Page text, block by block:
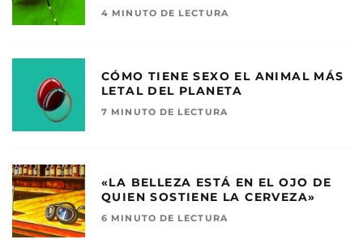
4 MINUTO DE LECTURA
CÓMO TIENE SEXO EL ANIMAL MÁS
LETAL DEL PLANETA
7 MINUTO DE LECTURA
«LA BELLEZA ESTÁ EN EL OJO DE
QUIEN SOSTIENE LA CERVEZA»
6 MINUTO DE LECTURA